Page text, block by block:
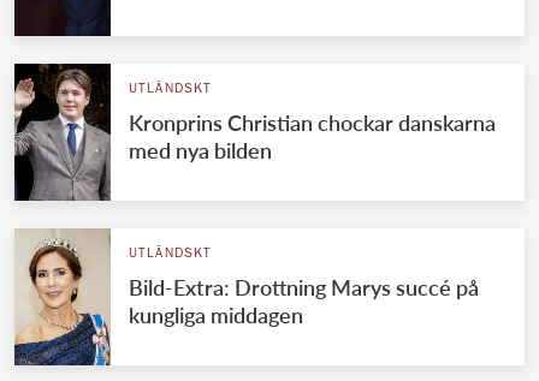
UTLÄNDSKT
Kronprins Christian chockar danskarna
med nya bilden
UTLÄNDSKT
Bild-Extra: Drottning Marys succé på
kungliga middagen